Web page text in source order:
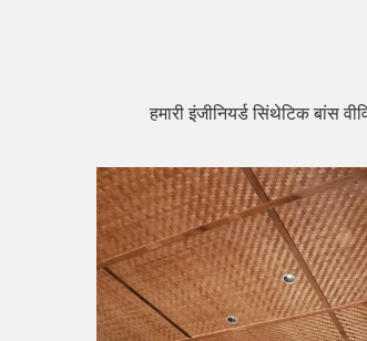
हमारी इंजीनियर्ड सिंथेटिक बांस